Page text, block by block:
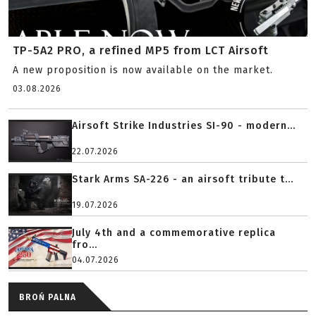
TP-5A2 PRO, a refined MP5 from LCT Airsoft
A new proposition is now available on the market.
03.08.2026
Airsoft Strike Industries SI-90 - modern...
22.07.2026
Stark Arms SA-226 - an airsoft tribute t...
19.07.2026
July 4th and a commemorative replica
fro...
04.07.2026
BROŃ PALNA